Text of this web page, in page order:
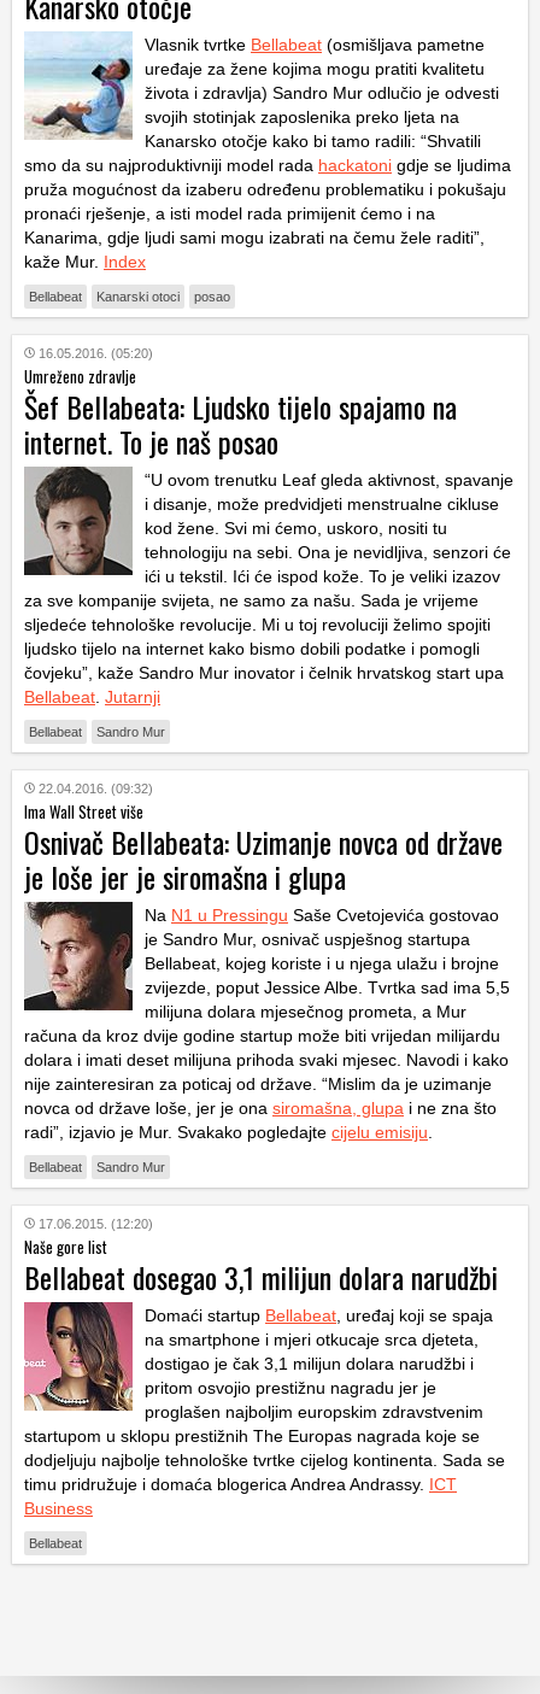
Vlasnik tvrtke Bellabeat (osmišljava pametne
uređaje za žene kojima mogu pratiti kvalitetu
života i zdravlja) Sandro Mur odlučio je odvesti
svojih stotinjak zaposlenika preko ljeta na
Kanarsko otočje kako bi tamo radili: “Shvatili
smo da su najproduktivniji model rada hackatoni gdje se ljudima
pruža mogućnost da izaberu određenu problematiku i pokušaju
pronaći rješenje, a isti model rada primijenit ćemo i na
Kanarima, gdje ljudi sami mogu izabrati na čemu žele raditi”,
kaže Mur. Index
Bellabeat Kanarski otoci posao
16.05.2016. (05:20)
Umreženo zdravlje
Šef Bellabeata: Ljudsko tijelo spajamo na
internet. To je naš posao
“U ovom trenutku Leaf gleda aktivnost, spavanje
i disanje, može predvidjeti menstrualne cikluse
kod žene. Svi mi ćemo, uskoro, nositi tu
tehnologiju na sebi. Ona je nevidljiva, senzori će
ići u tekstil. Ići će ispod kože. To je veliki izazov
za sve kompanije svijeta, ne samo za našu. Sada je vrijeme
sljedeće tehnološke revolucije. Mi u toj revoluciji želimo spojiti
ljudsko tijelo na internet kako bismo dobili podatke i pomogli
čovjeku”, kaže Sandro Mur inovator i čelnik hrvatskog start upa
Bellabeat Jutarnji
Bellabeat Sandro Mur
22.04.2016. (09:32)
Ima Wall Street više
Osnivač Bellabeata: Uzimanje novca od države
je loše jer je siromašna i glupa
Na N1 u Pressingu Saše Cvetojevića gostovao
je Sandro Mur, osnivač uspješnog startupa
Bellabeat, kojeg koriste i u njega ulažu i brojne
zvijezde, poput Jessice Albe. Tvrtka sad ima 5,5
milijuna dolara mjesečnog prometa, a Mur
računa da kroz dvije godine startup može biti vrijedan milijardu
dolara i imati deset milijuna prihoda svaki mjesec. Navodi i kako
nije zainteresiran za poticaj od države. “Mislim da je uzimanje
novca od države loše, jer je ona siromašna, glupa i ne zna što
radi”, izjavio je Mur. Svakako pogledajte cijelu emisiju
Bellabeat Sandro Mur
17.06.2015. (12:20)
Naše gore list
Bellabeat dosegao 3,1 milijun dolara narudžbi
Domaći startup Bellabeat , uređaj koji se spaja
na smartphone i mjeri otkucaje srca djeteta,
dostigao je čak 3,1 milijun dolara narudžbi i
pritom osvojio prestižnu nagradu jer je
proglašen najboljim europskim zdravstvenim
startupom u sklopu prestižnih The Europas nagrada koje se
dodjeljuju najbolje tehnološke tvrtke cijelog kontinenta. Sada se
timu pridružuje i domaća blogerica Andrea Andrassy. ICT
Business
Bellabeat